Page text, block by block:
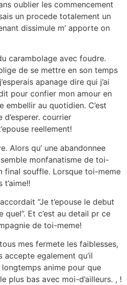
oublier les commencement
un procede totalement un
dissimule m’ apporte on
carambolage avec foudre.
de se mettre en son temps
apanage dire qui j’ai
pour confier mon amour en
embellir au quotidien. C’est
courrier
reellement!
Alors qu’ une abandonnee
monfanatisme de toi-
final souffle. Lorsque toi-meme
“Je t’epouse le debut
quel”. Et c’est au detail pr ce
de toi-meme!
mes fermete les faiblesses,
accepte egalement qu’il
longtemps anime pour que
plus bas avec moi-d’ailleurs. , !